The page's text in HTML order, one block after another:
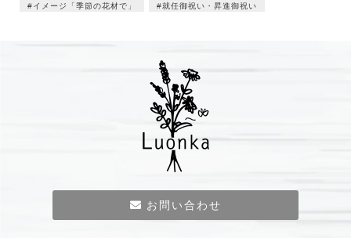
イメージ「季節の花材で」
就任御祝い・昇進御祝い
お問い合わせ